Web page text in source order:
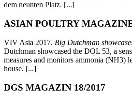
dem neunten Platz. [...]
ASIAN POULTRY
VIV Asia 2017. Big Dutchman
Dutchman showcased the DOL 53, a
measures and monitors ammonia (NH3)
house. [...]
DGS MAGAZIN 18/2017